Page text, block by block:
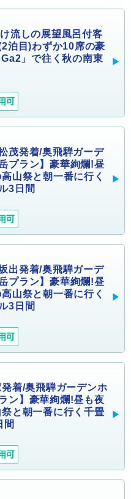
流しの展望風呂付客
泊目)わずか10席の豪
」で往く秋の南東
茂発着/奥飛騨ガーデ
プラン】豪華絢爛!昼
山祭と朝一番に行く
3日間
出発着/奥飛騨ガーデ
プラン】豪華絢爛!昼
山祭と朝一番に行く
3日間
発着/奥飛騨ガーデンホ
ン】豪華絢爛!昼も夜
と朝一番に行く千畳
間